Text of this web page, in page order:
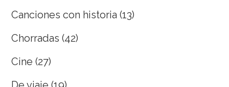
Canciones con historia (13)
Chorradas (42)
Cine (27)